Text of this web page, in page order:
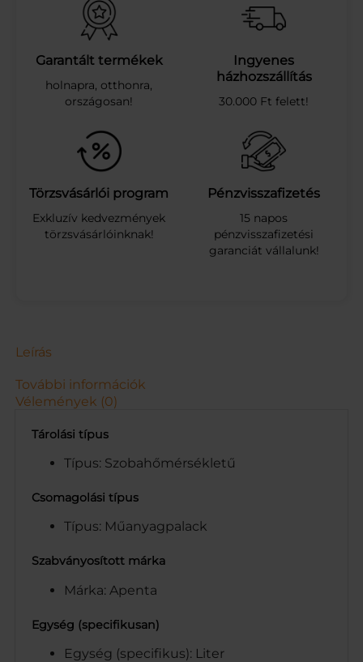
Í
T
Ő
I
A
L
Á
L
N
A
P
E
T
m
e
n
i
é
Garantált termékek
holnapra, otthonra,
országosan!
Ingyenes
házhozszállítás
30.000 Ft felett!
Törzsvásárlói program
Exkluzív kedvezmények
törzsvásárlóinknak!
Pénzvisszafizetés
15 napos
pénzvisszafizetési
garanciát vállalunk!
Leírás
További információk
Vélemények (0)
Tárolási típus
Típus: Szobahőmérsékletű
Csomagolási típus
Típus: Műanyagpalack
Szabványosított márka
Márka: Apenta
Egység (specifikusan)
Egység (specifikus): Liter